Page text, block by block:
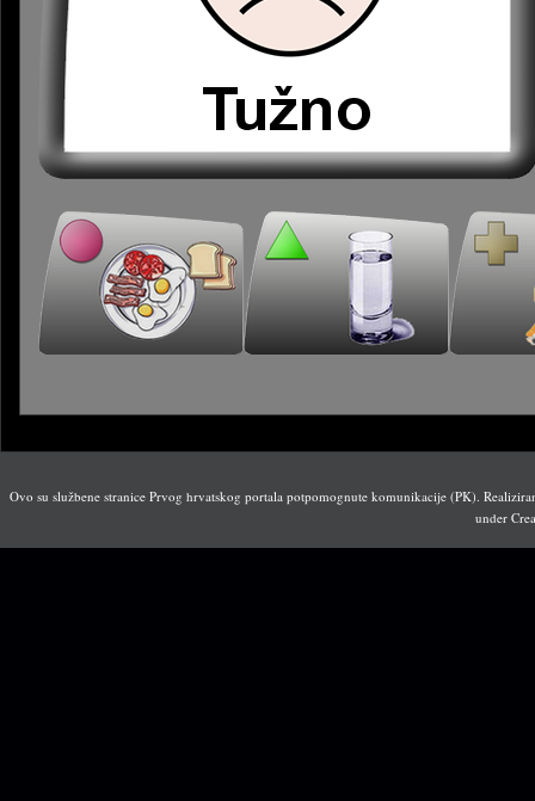
Ovo su službene stranice Prvog hrvatskog portala potpomognute komunikacije (PK).
under